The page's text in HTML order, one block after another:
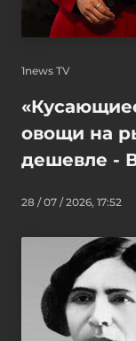
1news TV
овощи на
дешевле -
28 / 07 / 2026, 17:52